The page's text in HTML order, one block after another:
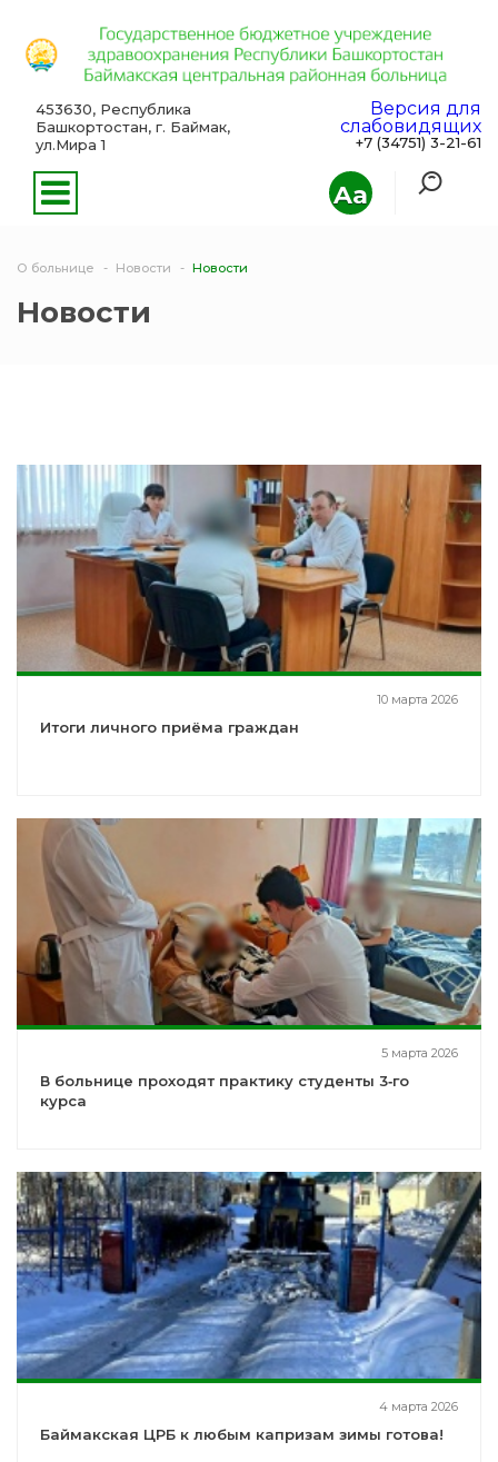
Aa
453630, Республика
Башкортостан, г. Баймак,
ул.Мира 1
Версия для
слабовидящих
+7 (34751) 3-21-61
О больнице Новости Новости
Новости
10 марта 2026
Итоги личного приёма граждан
5 марта 2026
В больнице проходят практику студенты 3‑го
курса
4 марта 2026
Баймакская ЦРБ к любым капризам зимы готова!